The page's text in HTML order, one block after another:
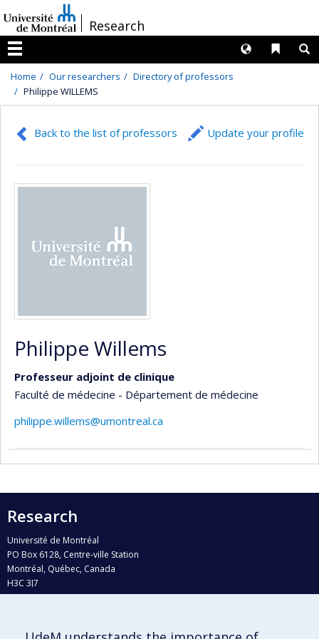
au
contenu
/Research
Menu
Liens
Langues
Home Our researchers
Directory of professors
Philippe WILLEMS
Back to the list of professors Update your profile
Philippe Willems
Professeur adjoint de clinique
Faculté de médecine - Département de médecine
philippe.willems@umontreal.ca
Research
Université de Montréal
PO Box 6128, Centre-ville Station
Montréal, Québec, Canada
H3C 3J7